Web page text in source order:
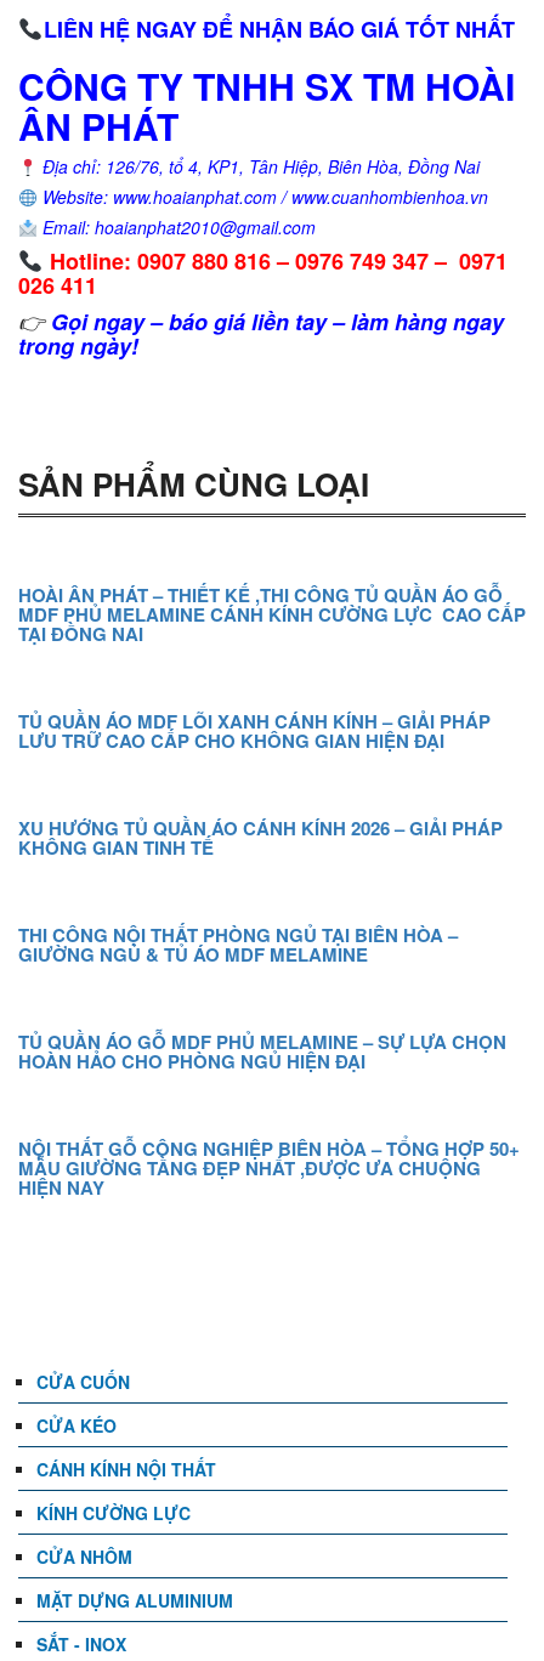
LIÊN HỆ NGAY ĐỂ NHẬN BÁO GIÁ TỐT NHẤT
CÔNG TY TNHH SX TM HOÀI
ÂN PHÁT
Địa chỉ: 126/76, tổ 4, KP1, Tân Hiệp, Biên Hòa, Đồng Nai
Website: www.hoaianphat.com / www.cuanhombienhoa.vn
Email: hoaianphat2010@gmail.com
Hotline: 0907 880 816 – 0976 749 347 – 0971
026 411
👉 Gọi ngay – báo giá liền tay – làm hàng ngay
trong ngày!
SẢN PHẨM CÙNG LOẠI
HOÀI ÂN PHÁT – THIẾT KẾ ,THI CÔNG TỦ QUẦN ÁO GỖ
MDF PHỦ MELAMINE CÁNH KÍNH CƯỜNG LỰC CAO CẤP
TẠI ĐỒNG NAI
TỦ QUẦN ÁO MDF LÕI XANH CÁNH KÍNH – GIẢI PHÁP
LƯU TRỮ CAO CẤP CHO KHÔNG GIAN HIỆN ĐẠI
XU HƯỚNG TỦ QUẦN ÁO CÁNH KÍNH 2026 – GIẢI PHÁP
KHÔNG GIAN TINH TẾ
THI CÔNG NỘI THẤT PHÒNG NGỦ TẠI BIÊN HÒA –
GIƯỜNG NGỦ & TỦ ÁO MDF MELAMINE
TỦ QUẦN ÁO GỖ MDF PHỦ MELAMINE – SỰ LỰA CHỌN
HOÀN HẢO CHO PHÒNG NGỦ HIỆN ĐẠI
NỘI THẤT GỖ CÔNG NGHIỆP BIÊN HÒA – TỔNG HỢP 50+
MẪU GIƯỜNG TẦNG ĐẸP NHẤT ,ĐƯỢC ƯA CHUỘNG
HIỆN NAY
CỬA CUỐN
CỬA KÉO
CÁNH KÍNH NỘI THẤT
KÍNH CƯỜNG LỰC
CỬA NHÔM
MẶT DỰNG ALUMINIUM
SẮT - INOX